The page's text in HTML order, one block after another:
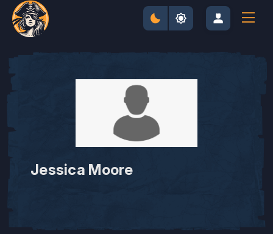
Jessica Moore